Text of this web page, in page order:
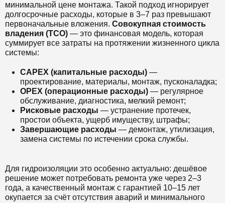
минимальной цене монтажа. Такой подход игнорирует
долгосрочные расходы, которые в 3–7 раз превышают
первоначальные вложения. Совокупная стоимость
владения (TCO) — это финансовая модель, которая
суммирует все затраты на протяжении жизненного цикла
системы:
CAPEX (капитальные расходы) —
проектирование, материалы, монтаж, пусконаладка;
OPEX (операционные расходы) — регулярное
обслуживание, диагностика, мелкий ремонт;
Рисковые расходы — устранение протечек,
простои объекта, ущерб имуществу, штрафы;
Завершающие расходы — демонтаж, утилизация,
замена системы по истечении срока службы.
Для гидроизоляции это особенно актуально: дешёвое
решение может потребовать ремонта уже через 2–3
года, а качественный монтаж с гарантией 10–15 лет
окупается за счёт отсутствия аварий и минимального